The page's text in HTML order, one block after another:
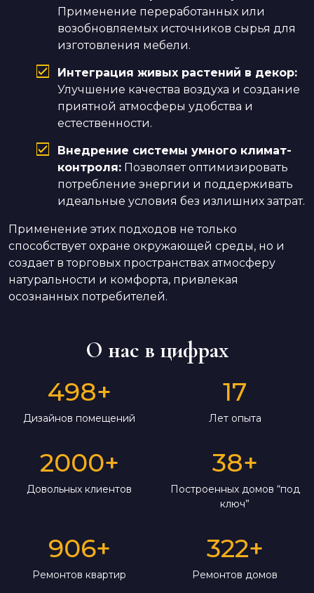
Применение переработанных или
возобновляемых источников сырья для
изготовления мебели.
Интеграция живых растений в декор:
Улучшение качества воздуха и создание
приятной атмосферы удобства и
естественности.
Внедрение системы умного климат-
контроля: Позволяет оптимизировать
потребление энергии и поддерживать
идеальные условия без излишних затрат.
Применение этих подходов не только
способствует охране окружающей среды, но и
создает в торговых пространствах атмосферу
натуральности и комфорта, привлекая
осознанных потребителей.
О нас в цифрах
498+
Дизайнов помещений
17
Лет опыта
2000+
Довольных клиентов
38+
Построенных домов “под
ключ”
906+
Ремонтов квартир
322+
Ремонтов домов